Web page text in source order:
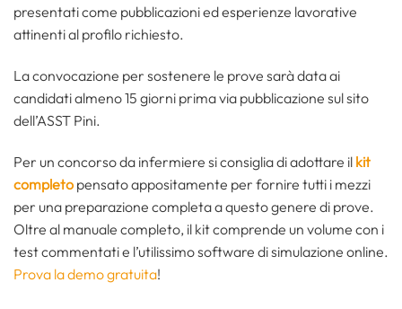
presentati come pubblicazioni ed esperienze lavorative
attinenti al profilo richiesto.
La convocazione per sostenere le prove sarà data ai
candidati almeno 15 giorni prima via pubblicazione sul sito
dell’ASST Pini.
Per un concorso da infermiere si consiglia di adottare il kit
completo pensato appositamente per fornire tutti i mezzi
per una preparazione completa a questo genere di prove.
Oltre al manuale completo, il kit comprende un volume con i
test commentati e l’utilissimo software di simulazione online.
Prova la demo gratuita!